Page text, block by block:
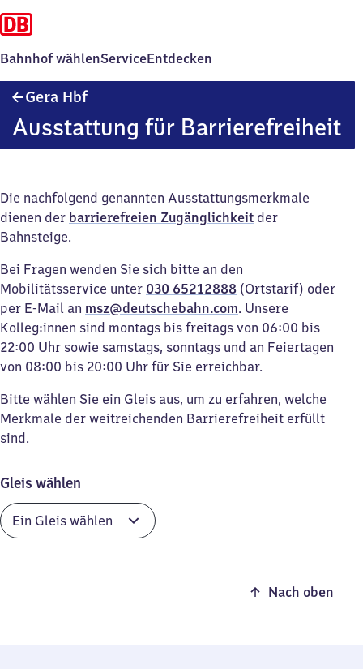
Bahnhof wählenServiceEntdecken
Gera HbfGera
Ausstattung für Barrierefreiheit
Die nachfolgend genannten Ausstattungsmerkmale
dienen der barrierefreien Zugänglichkeit der
Bahnsteige.
Bei Fragen wenden Sie sich bitte an den
Mobilitätsservice unter 030 65212888 (Ortstarif) oder
per E-Mail an msz@deutschebahn.com. Unsere
Kolleg:innen sind montags bis freitags von 06:00 bis
22:00 Uhr sowie samstags, sonntags und an Feiertagen
von 08:00 bis 20:00 Uhr für Sie erreichbar.
Bitte wählen Sie ein Gleis aus, um zu erfahren, welche
Merkmale der weitreichenden Barrierefreiheit erfüllt
sind.
Gleis wählen
Nach oben